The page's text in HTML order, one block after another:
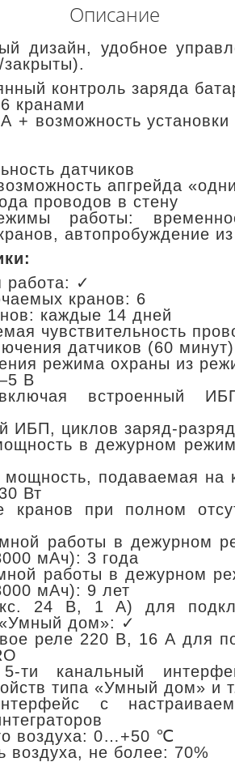
Описание
дизайн, удобное
контроль заряда
кранами
+ возможность
датчиков
апгрейда
проводов в стену
работы:
автопробуждение
работа: ✓
кранов: 6
каждые 14 дней
чувствительность
датчиков (60 минут)
режима охраны из
В
встроенный ИБП
ИБП, циклов заряд-
в дежурном
подаваемая на
Вт
кранов при полном
работы в дежурном
мАч): 3 года
работы в дежурном
мАч): 9 лет
24 В, 1 А) для
«Умный дом»: ✓
реле 220 В, 16 А для
ти канальный
типа «Умный дом» и
с
воздуха: 0…+50 ℃
воздуха, не более: 70%